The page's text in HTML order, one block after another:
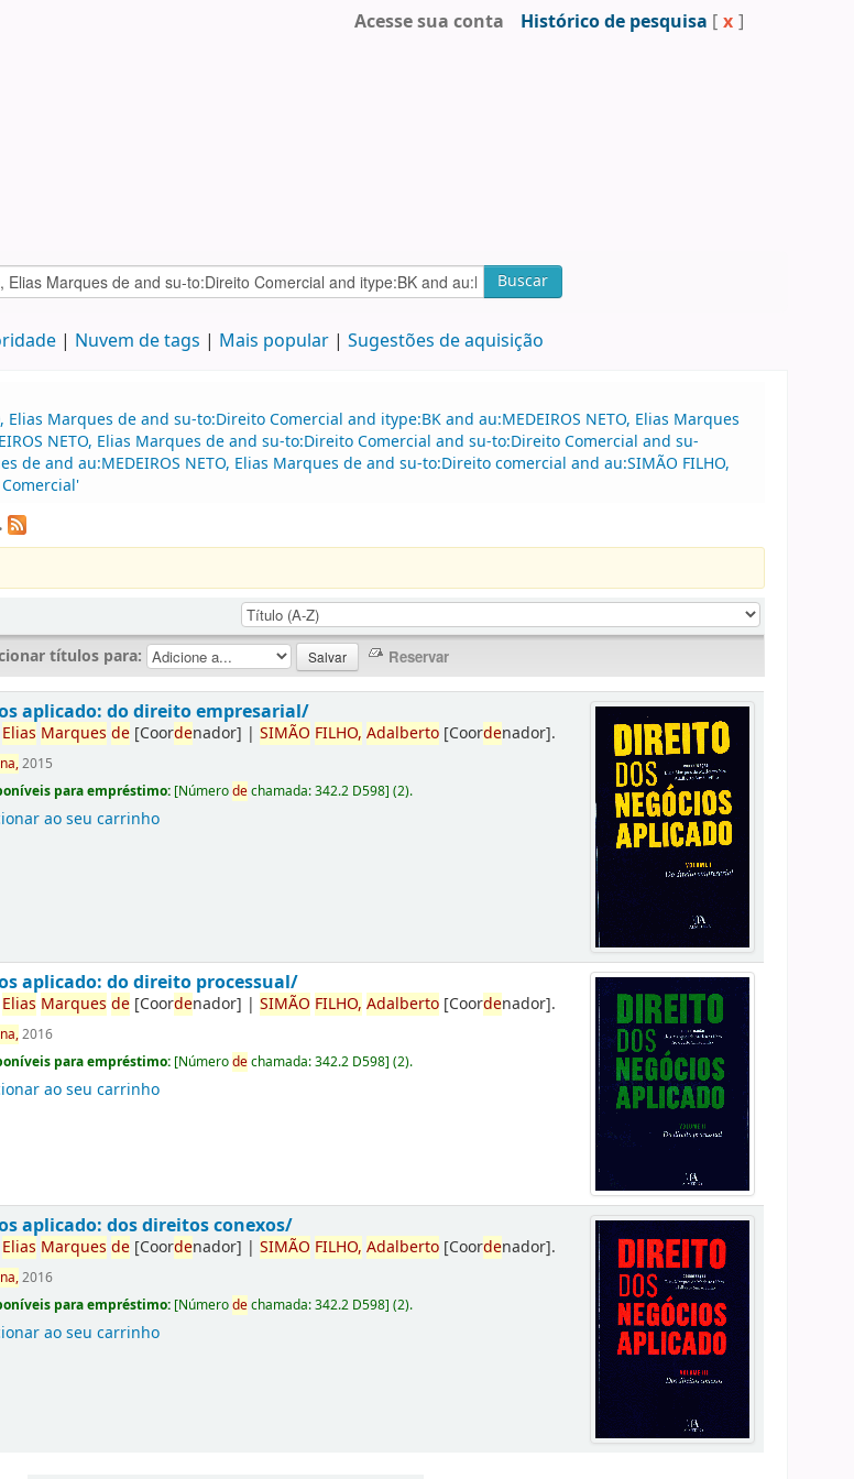
Acesse sua conta Histórico de pesquisa [ x ]
Buscar
Nuvem de tags Mais popular Sugestões de aquisição
Marques de and su-to:Direito Comercial and itype:BK and au:MEDEIROS NETO, Elias Marques
NETO, Elias Marques de and su-to:Direito Comercial and su-to:Direito Comercial and su-
de and au:MEDEIROS NETO, Elias Marques de and su-to:Direito comercial and au:SIMÃO FILHO,
títulos para:
aplicado: do direito empresarial/
Elias Marques de [Coordenador] |SIMÃO FILHO, Adalberto [Coordenador].
2015
para empréstimo: [Númerodechamada:342.2 D598](2).
ao seu carrinho
aplicado: do direito processual/
Elias Marques de [Coordenador] |SIMÃO FILHO, Adalberto [Coordenador].
2016
para empréstimo: [Númerodechamada:342.2 D598](2).
ao seu carrinho
aplicado: dos direitos conexos/
Elias Marques de [Coordenador] |SIMÃO FILHO, Adalberto [Coordenador].
2016
para empréstimo: [Númerodechamada:342.2 D598](2).
ao seu carrinho